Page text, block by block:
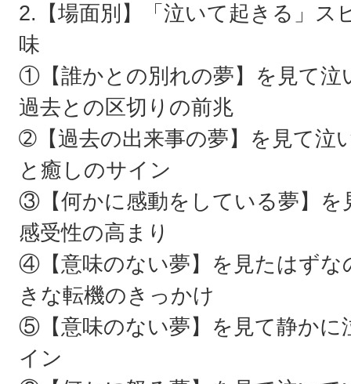
2.【場面別】「泣いて起きる」ス
味
①【誰かとの別れの夢】を見て泣
過去との区切りの前兆
➁【過去の出来事の夢】を見て泣
と癒しのサイン
③【何かに感動をしている夢】を
感受性の高まり
④【意味のない夢】を見たはずな
きな転機のきっかけ
⑤【意味のない夢】を見て静かに
イン